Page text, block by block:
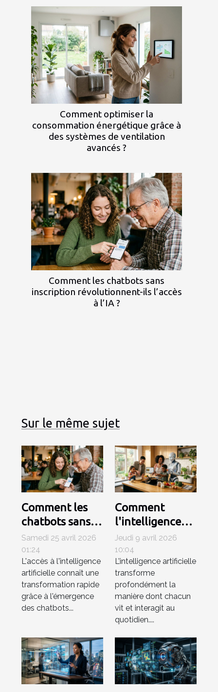
Comment optimiser la
consommation énergétique grâce à
des systèmes de ventilation
avancés ?
Comment les chatbots sans
inscription révolutionnent-ils l’accès
à l’IA ?
Sur le même sujet
Comment les
chatbots sans
inscription
révolutionnent-
ils l’accès à l’IA ?
Samedi 25 avril 2026
01:24
L'accès à l'intelligence
artificielle connaît une
transformation rapide
grâce à l'émergence
des chatbots...
Comment
l'intelligence
artificielle
simplifie-t-elle
notre quotidien
?
Jeudi 9 avril 2026
10:04
L’intelligence artificielle
transforme
profondément la
manière dont chacun
vit et interagit au
quotidien....